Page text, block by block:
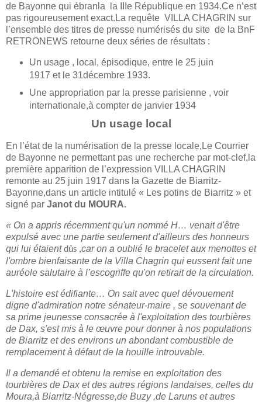
de Bayonne qui ébranla
la IIIe République en 1934.Ce n’est
pas rigoureusement exact.La requête VILLA CHAGRIN sur
l’ensemble des titres de presse numérisés du site de la BnF
RETRONEWS retourne deux séries de résultats :
Un usage , local, épisodique, entre le 25 juin
1917 et le 31décembre 1933.
Une appropriation par la presse parisienne , voir
internationale,à compter de janvier 1934
Un usage local
En l’état de la numérisation de la presse locale,Le Courrier
de Bayonne ne permettant pas une recherche par mot-clef,la
première apparition de l’expression VILLA CHAGRIN
remonte au 25 juin 1917 dans la Gazette de Biarritz-
Bayonne,dans un article intitulé « Les potins de Biarritz » et
signé par Janot du MOURA.
« On a appris récemment qu'un nommé H… venait d'être
expulsé avec une partie seulement d'ailleurs des honneurs
qui lui étaientdûs ,car on a oublié le bracelet aux menottes et
l'ombre bienfaisante de la Villa Chagrin qui eussent fait une
auréole salutaire à l’escogriffe qu'on retirait de la circulation.
L'histoire est édifiante… On sait avec quel dévouement
digne d'admiration notre sénateur-maire , se souvenant de
sa prime jeunesse consacrée à l'exploitation des tourbières
de Dax, s'est mis à le œuvre pour donner à nos populations
de Biarritz et des environs un abondant combustible de
remplacement à défaut de la houille introuvable.
Il a demandé et obtenu la remise en exploitation des
tourbières de Dax et des autres régions landaises, celles du
Moura,à Biarritz-Négresse,de Buzy ,de Laruns et autres